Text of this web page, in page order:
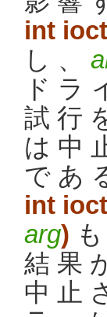
int
し 、
ド ラ
試 行
は 中
で あ
int
arg)
結 果
中 止